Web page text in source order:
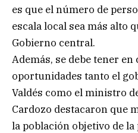
es que el número de
escala local sea más alto
Gobierno central.
Además, se debe tener
oportunidades tanto el
Valdés como el ministro
Cardozo destacaron que
la población objetivo de